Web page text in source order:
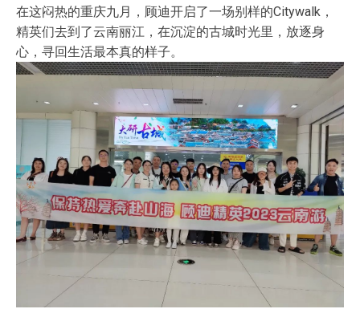
在这闷热的重庆九月，顾迪开启了一场别样的Citywalk，
精英们去到了云南丽江，在沉淀的古城时光里，放逐身
心，寻回生活最本真的样子。